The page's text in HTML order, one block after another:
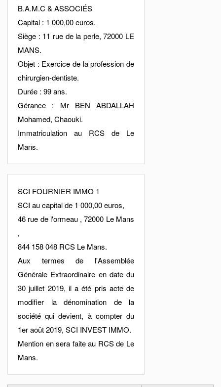
B.A.M.C & ASSOCIÉS
Capital : 1 000,00 euros.
Siège : 11 rue de la perle, 72000 LE
MANS.
Objet : Exercice de la profession de
chirurgien-dentiste.
Durée : 99 ans.
Gérance : Mr BEN ABDALLAH
Mohamed, Chaouki.
Immatriculation au RCS de Le
Mans.
SCI FOURNIER IMMO 1
SCI au capital de 1 000,00 euros,
46 rue de l'ormeau , 72000 Le Mans
,
844 158 048 RCS Le Mans.
Aux termes de l'Assemblée
Générale Extraordinaire en date du
30 juillet 2019, il a été pris acte de
modifier la dénomination de la
société qui devient, à compter du
1er août 2019, SCI INVEST IMMO.
Mention en sera faite au RCS de Le
Mans.